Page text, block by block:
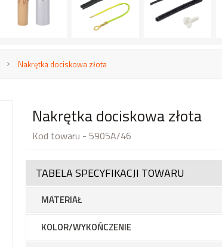
Nakrętka dociskowa złota
Nakrętka dociskowa złota
Kod towaru - 5905A/46
TABELA SPECYFIKACJI TOWARU
MATERIAŁ
KOLOR/WYKOŃCZENIE